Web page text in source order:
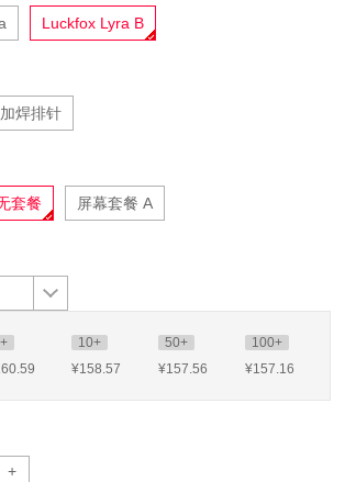
Luckfox Lyra B
加焊排针
套餐
屏幕套餐 A
10+ 50+
100+
.59 ¥158.57 ¥157.56 ¥157.16
+